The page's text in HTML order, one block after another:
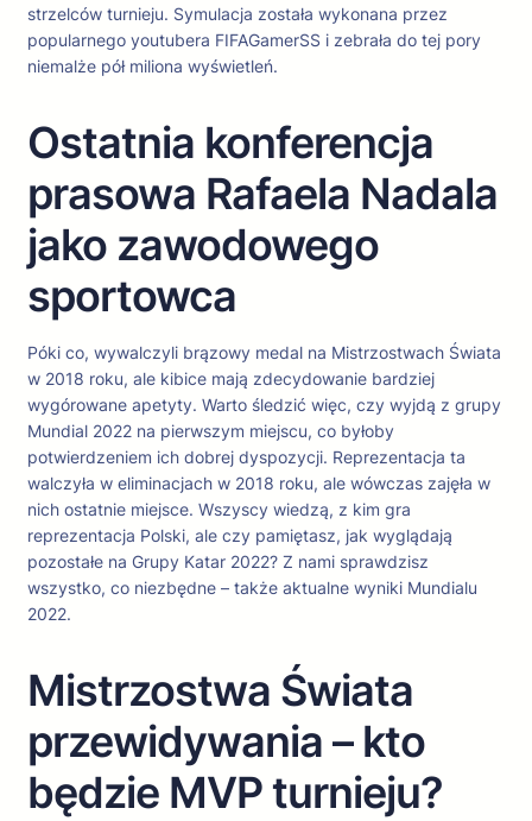
strzelców turnieju. Symulacja została wykonana przez
popularnego youtubera FIFAGamerSS i zebrała do tej pory
niemalże pół miliona wyświetleń.
Ostatnia konferencja
prasowa Rafaela Nadala
jako zawodowego
sportowca
Póki co, wywalczyli brązowy medal na Mistrzostwach Świata
w 2018 roku, ale kibice mają zdecydowanie bardziej
wygórowane apetyty. Warto śledzić więc, czy wyjdą z grupy
Mundial 2022 na pierwszym miejscu, co byłoby
potwierdzeniem ich dobrej dyspozycji. Reprezentacja ta
walczyła w eliminacjach w 2018 roku, ale wówczas zajęła w
nich ostatnie miejsce. Wszyscy wiedzą, z kim gra
reprezentacja Polski, ale czy pamiętasz, jak wyglądają
pozostałe na Grupy Katar 2022? Z nami sprawdzisz
wszystko, co niezbędne – także aktualne wyniki Mundialu
2022.
Mistrzostwa Świata
przewidywania – kto
będzie MVP turnieju?